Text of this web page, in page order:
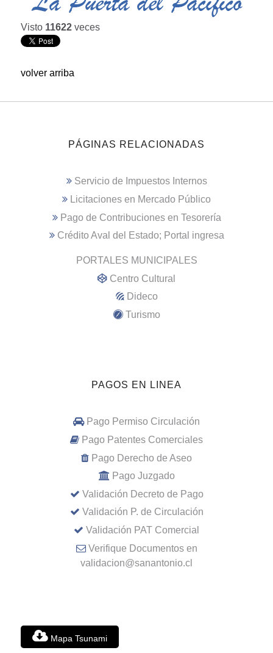
Visto 11622 veces
volver arriba
PÁGINAS RELACIONADAS
Servicio de Impuestos Internos
Licitaciones en Mercado Público
Pago de Contribuciones en Tesorería
Crédito Aval del Estado; Portal ingresa
PORTALES MUNICIPALES
Centro Cultural
Dideco
Turismo
PAGOS EN LINEA
Pago Permiso Circulación
Pago Patentes Comerciales
Pago Derecho de Aseo
Pago Juzgado
Validación Decreto de Pago
Validación P. de Circulación
Validación PAT Comercial
Verifique Documentos en
validacion@sanantonio.cl
Mapa Tsunami